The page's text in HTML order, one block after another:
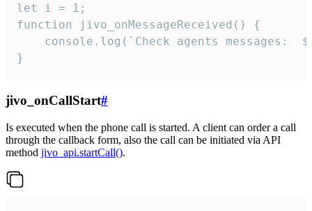
let i = 1;
function jivo_onMessageReceived() {
}
jivo_onCallStart#
Is executed when the phone call is started. A client can order a call
through the callback form, also the call can be initiated via API
method jivo_api.startCall().